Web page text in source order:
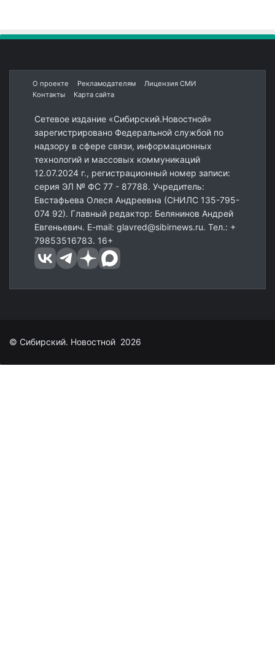
О проекте Рекламодателям
Лицензия СМИ
Контакты
Карта сайта
Сетевое издание «Сибирский.Новостной»
зарегистрировано Федеральной службой по
надзору в сфере связи, информационных
технологий и массовых коммуникаций
12.07.2024 г., регистрационный номер записи:
серия ЭЛ № ФС 77 - 87788. Учредитель:
Евстафьева Олеся Андреевна (СНИЛС 135-795-
074 92). Главный редактор: Белянинов Андрей
Евгеньевич. E-mail: glavred@sibirnews.ru. Тел.: +
79853516783. 16+
© Сибирский. Новостной 2026